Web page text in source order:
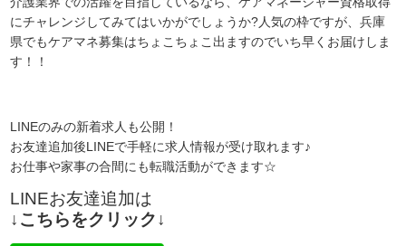
にチャレンジしてみてはいかがでしょうか?人気の枠ですが、兵庫
県でもケアマネ募集はちょこちょこ出ますのでいち早くお届けしま
す！！
LINEのみの新着求人も公開！
お友達追加後LINEで手軽に求人情報が受け取れます♪
お仕事や家事の合間にも転職活動ができます☆
LINEお友達追加は
↓こちらをクリック↓